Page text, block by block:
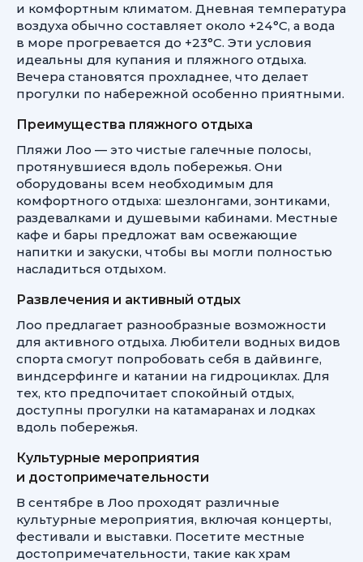
и комфортным климатом. Дневная температура
воздуха обычно составляет около +24°C, а вода
в море прогревается до +23°C. Эти условия
идеальны для купания и пляжного отдыха.
Вечера становятся прохладнее, что делает
прогулки по набережной особенно приятными.
Преимущества пляжного отдыха
Пляжи Лоо — это чистые галечные полосы,
протянувшиеся вдоль побережья. Они
оборудованы всем необходимым для
комфортного отдыха: шезлонгами, зонтиками,
раздевалками и душевыми кабинами. Местные
кафе и бары предложат вам освежающие
напитки и закуски, чтобы вы могли полностью
насладиться отдыхом.
Развлечения и активный отдых
Лоо предлагает разнообразные возможности
для активного отдыха. Любители водных видов
спорта смогут попробовать себя в дайвинге,
виндсерфинге и катании на гидроциклах. Для
тех, кто предпочитает спокойный отдых,
доступны прогулки на катамаранах и лодках
вдоль побережья.
Культурные мероприятия
и достопримечательности
В сентябре в Лоо проходят различные
культурные мероприятия, включая концерты,
фестивали и выставки. Посетите местные
достопримечательности, такие как храм